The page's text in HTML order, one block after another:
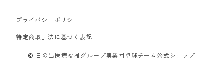
プライバシーポリシー
特定商取引法に基づく表記
© 日の出医療福祉グループ実業団卓球チーム公式ショップ